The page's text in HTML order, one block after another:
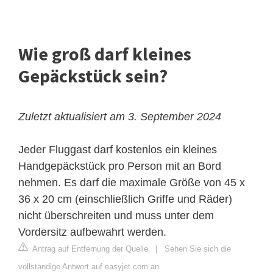
Wie groß darf kleines
Gepäckstück sein?
Zuletzt aktualisiert am 3. September 2024
Jeder Fluggast darf kostenlos ein kleines
Handgepäckstück pro Person mit an Bord
nehmen. Es darf die maximale Größe von 45 x
36 x 20 cm (einschließlich Griffe und Räder)
nicht überschreiten und muss unter dem
Vordersitz aufbewahrt werden.
Antrag auf Entfernung der Quelle
Sehen Sie sich die
vollständige Antwort auf easyjet.com an